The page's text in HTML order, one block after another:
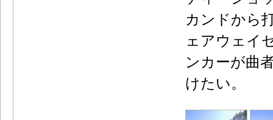
カンドから
ェアウェイ
ンカーが曲
けたい。